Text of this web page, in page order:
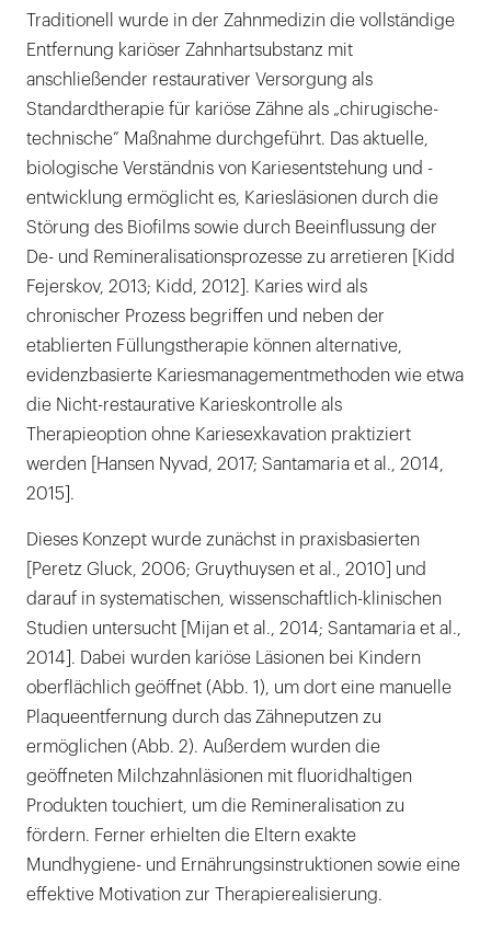
rotierenden
Instrumenten
erfolgen,
wie
beispielhaft
an
Zahn
54
distal
dargestellt.
Literaturliste
Traditionell wurde in der Zahnmedizin die vollständige
Entfernung kariöser Zahnhartsubstanz mit
anschließender restaurativer Versorgung als
Standardtherapie für kariöse Zähne als „chirugische-
technische“ Maßnahme durchgeführt. Das aktuelle,
biologische Verständnis von Kariesentstehung und -
entwicklung ermöglicht es, Kariesläsionen durch die
Störung des Biofilms sowie durch Beeinflussung der
De- und Remineralisationsprozesse zu arretieren [Kidd
Fejerskov, 2013; Kidd, 2012]. Karies wird als
chronischer Prozess begriffen und neben der
etablierten Füllungstherapie können alternative,
evidenzbasierte Kariesmanagementmethoden wie etwa
die Nicht-restaurative Karieskontrolle als
Therapieoption ohne Kariesexkavation praktiziert
werden [Hansen Nyvad, 2017; Santamaria et al., 2014,
2015].
Dieses Konzept wurde zunächst in praxisbasierten
[Peretz Gluck, 2006; Gruythuysen et al., 2010] und
darauf in systematischen, wissenschaftlich-klinischen
Studien untersucht [Mijan et al., 2014; Santamaria et al.,
2014]. Dabei wurden kariöse Läsionen bei Kindern
oberflächlich geöffnet (Abb. 1), um dort eine manuelle
Plaqueentfernung durch das Zähneputzen zu
ermöglichen (Abb. 2). Außerdem wurden die
geöffneten Milchzahnläsionen mit fluoridhaltigen
Produkten touchiert, um die Remineralisation zu
fördern. Ferner erhielten die Eltern exakte
Mundhygiene- und Ernährungsinstruktionen sowie eine
effektive Motivation zur Therapierealisierung.